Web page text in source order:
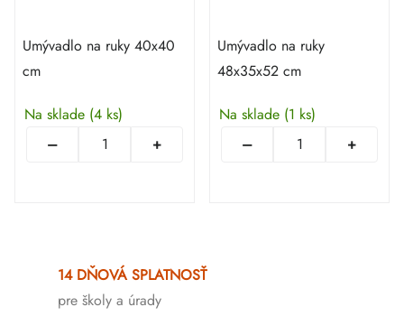
Umývadlo na ruky 40x40
cm
Na sklade (4 ks)
Umývadlo na ruky
48x35x52 cm
Na sklade (1 ks)
prvky
14 DŇOVÁ SPLATNOSŤ
pre školy a úrady